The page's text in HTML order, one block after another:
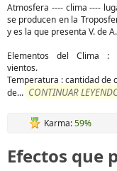
Atmosfera ---- clima ----
se producen en la
y es la que presenta V. de A.
Elementos del Clima :
vientos.
Temperatura : cantidad de
de... CONTINUAR
Karma:59%
Efectos que